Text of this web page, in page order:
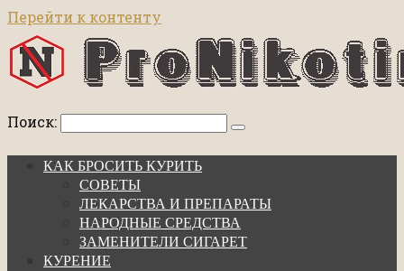
Перейти к контенту
Поиск:
КАК БРОСИТЬ КУРИТЬ
СОВЕТЫ
ЛЕКАРСТВА И ПРЕПАРАТЫ
НАРОДНЫЕ СРЕДСТВА
ЗАМЕНИТЕЛИ СИГАРЕТ
КУРЕНИЕ